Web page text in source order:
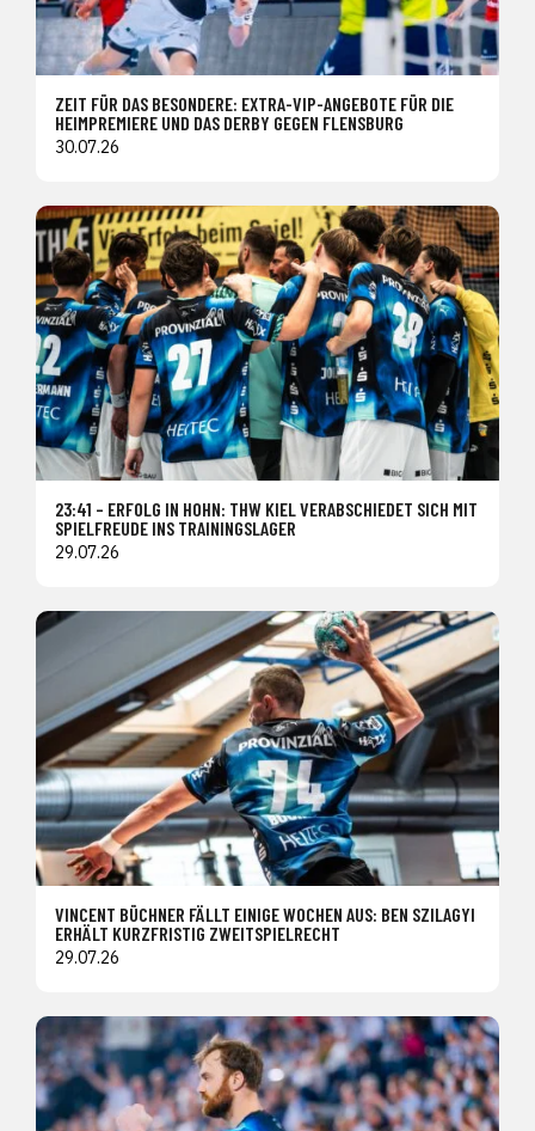
ZEIT FÜR DAS BESONDERE: EXTRA-VIP-ANGEBOTE FÜR DIE
HEIMPREMIERE UND DAS DERBY GEGEN FLENSBURG
30.07.26
23:41 – ERFOLG IN HOHN: THW KIEL VERABSCHIEDET SICH MIT
SPIELFREUDE INS TRAININGSLAGER
29.07.26
VINCENT BÜCHNER FÄLLT EINIGE WOCHEN AUS: BEN SZILAGYI
ERHÄLT KURZFRISTIG ZWEITSPIELRECHT
29.07.26